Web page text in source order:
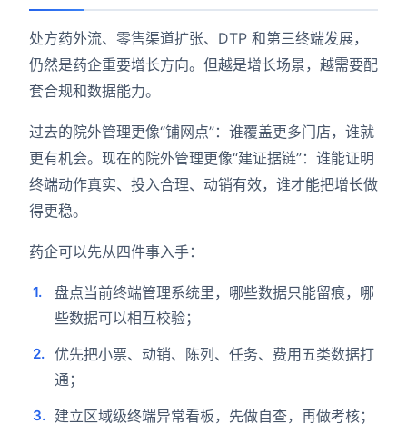
处方药外流、零售渠道扩张、DTP 和第三终端发展，
仍然是药企重要增长方向。但越是增长场景，越需要配
套合规和数据能力。
过去的院外管理更像“铺网点”：谁覆盖更多门店，谁就
更有机会。现在的院外管理更像“建证据链”：谁能证明
终端动作真实、投入合理、动销有效，谁才能把增长做
得更稳。
药企可以先从四件事入手：
盘点当前终端管理系统里，哪些数据只能留痕，哪
些数据可以相互校验；
优先把小票、动销、陈列、任务、费用五类数据打
通；
建立区域级终端异常看板，先做自查，再做考核；